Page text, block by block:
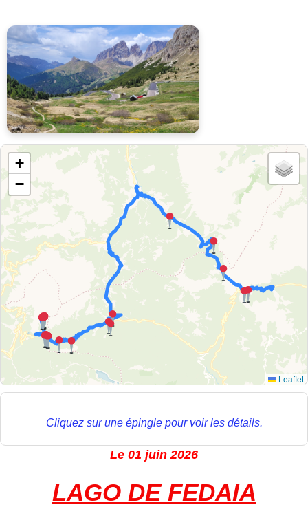
+
−
Leaflet
Cliquez sur une épingle pour voir les détails.
Le 01 juin 2026
LAGO DE FEDAIA